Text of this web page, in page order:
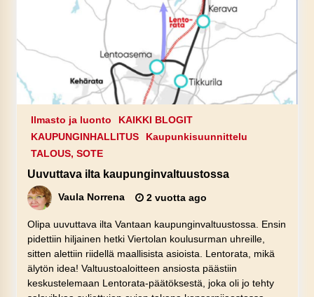
Ilmasto ja luonto
KAIKKI BLOGIT
KAUPUNGINHALLITUS
Kaupunkisuunnittelu
TALOUS, SOTE
Uuvuttava ilta kaupunginvaltuustossa
Vaula Norrena 2 vuotta ago
Olipa uuvuttava ilta Vantaan kaupunginvaltuustossa. Ensin
pidettiin hiljainen hetki Viertolan koulusurman uhreille,
sitten alettiin riidellä maallisista asioista. Lentorata, mikä
älytön idea! Valtuustoaloitteen ansiosta päästiin
keskustelemaan Lentorata-päätöksestä, joka oli jo tehty